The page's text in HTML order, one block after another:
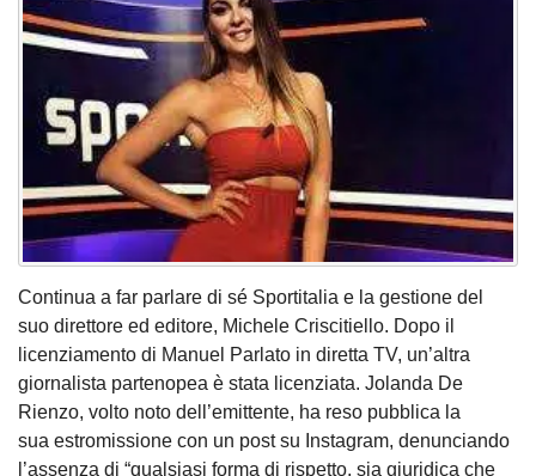
Continua a far parlare di sé Sportitalia e la gestione del
suo direttore ed editore, Michele Criscitiello. Dopo il
licenziamento di Manuel Parlato in diretta TV, un’altra
giornalista partenopea è stata licenziata. Jolanda De
Rienzo, volto noto dell’emittente, ha reso pubblica la
sua estromissione con un post su Instagram, denunciando
l’assenza di “qualsiasi forma di rispetto, sia giuridica che